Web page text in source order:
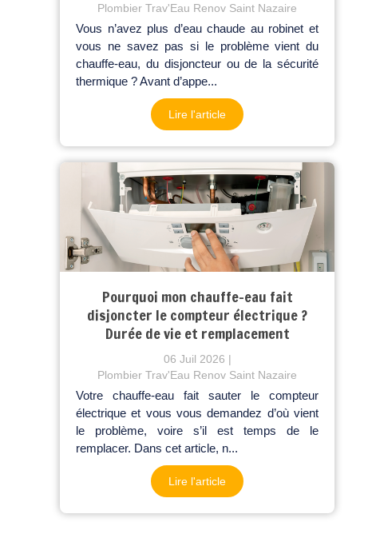
Plombier Trav'Eau Renov Saint Nazaire
Vous n’avez plus d’eau chaude au robinet et
vous ne savez pas si le problème vient du
chauffe-eau, du disjoncteur ou de la sécurité
thermique ? Avant d’appe...
Lire l'article
Pourquoi mon chauffe-eau fait
disjoncter le compteur électrique ?
Durée de vie et remplacement
06 Juil 2026
Plombier Trav'Eau Renov Saint Nazaire
Votre chauffe-eau fait sauter le compteur
électrique et vous vous demandez d’où vient
le problème, voire s’il est temps de le
remplacer. Dans cet article, n...
Lire l'article